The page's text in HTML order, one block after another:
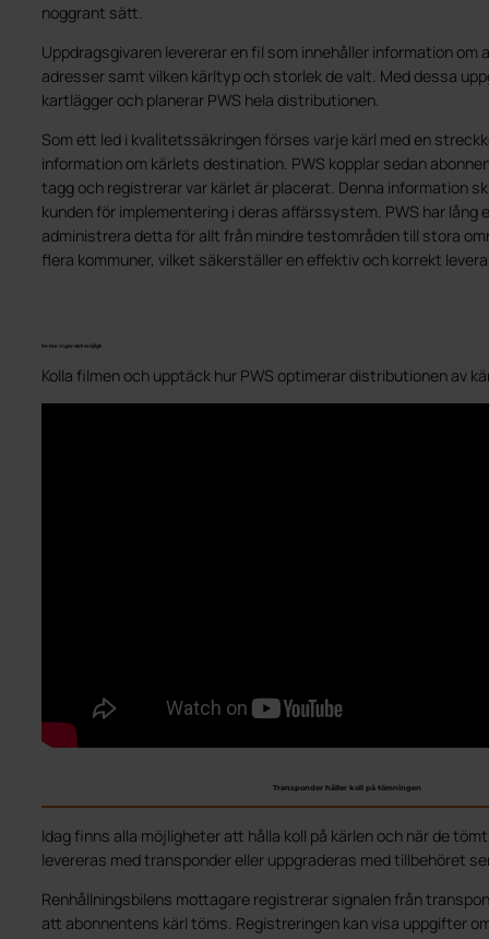
noggrant sätt.
Uppdragsgivaren levererar en fil som innehåller information om
adresser samt vilken kärltyp och storlek de valt. Med dessa
kartlägger och planerar PWS hela distributionen.
Som ett led i kvalitetssäkringen förses varje kärl med en
information om kärlets destination. PWS kopplar sedan
tagg och registrerar var kärlet är placerat. Denna information
kunden för implementering i deras affärssystem. PWS har lång
administrera detta för allt från mindre testområden till stora
flera kommuner, vilket säkerställer en effektiv och korrekt
Se hur vi gör det möjligt
Kolla filmen och upptäck hur PWS optimerar distributionen av
Transponder håller koll på tömningen
Idag finns alla möjligheter att hålla koll på kärlen och när de
levereras med transponder eller uppgraderas med tillbehöret
Renhållningsbilens mottagare registrerar signalen från
att abonnentens kärl töms. Registreringen kan visa uppgifter